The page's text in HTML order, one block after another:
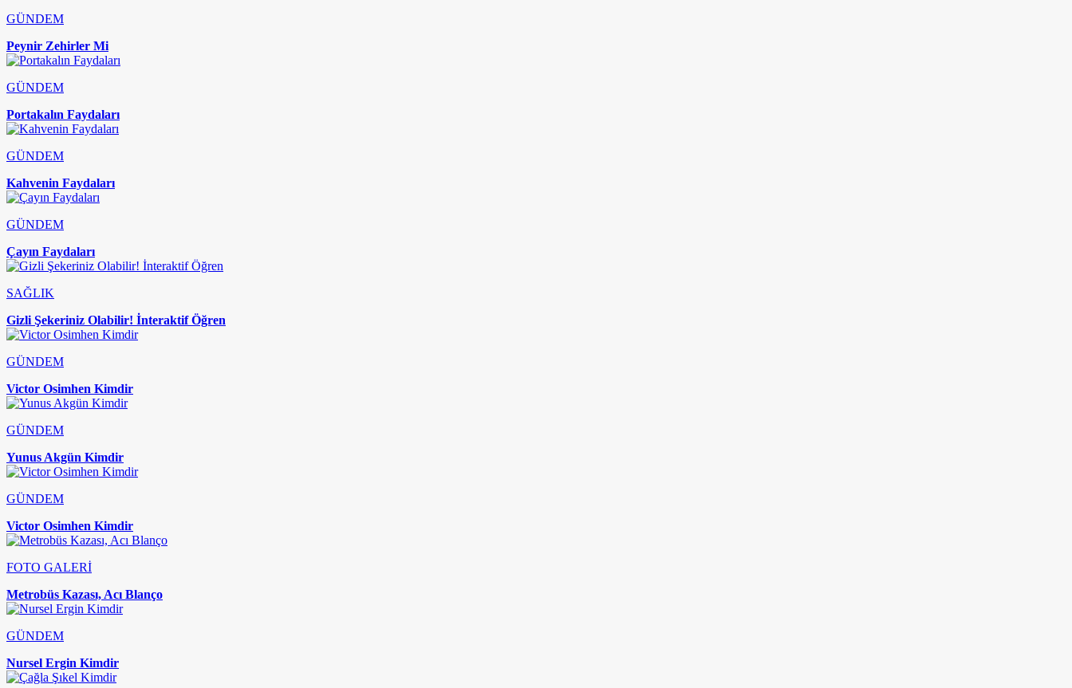
GÜNDEM
Peynir Zehirler Mi
GÜNDEM
Portakalın Faydaları
GÜNDEM
Kahvenin Faydaları
GÜNDEM
Çayın Faydaları
SAĞLIK
Gizli Şekeriniz Olabilir! İnteraktif Öğren
GÜNDEM
Victor Osimhen Kimdir
GÜNDEM
Yunus Akgün Kimdir
GÜNDEM
Victor Osimhen Kimdir
FOTO GALERİ
Metrobüs Kazası, Acı Blanço
GÜNDEM
Nursel Ergin Kimdir